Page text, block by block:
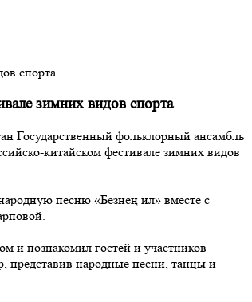
спорта
зимних видов спорта
Государственный фольклорный ансамбль
китайском фестивале зимних видов
песню «Безнең ил» вместе с
и познакомил гостей и участников
представив народные песни, танцы и